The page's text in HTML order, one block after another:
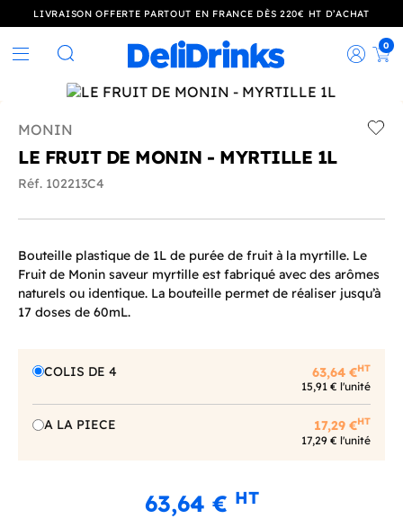
LIVRAISON OFFERTE PARTOUT EN FRANCE DÈS 220€ HT D’ACHAT
Rechercher
0
MONIN
LE FRUIT DE MONIN - MYRTILLE 1L
Réf. 102213C4
Bouteille plastique de 1L de purée de fruit à la myrtille. Le
Fruit de Monin saveur myrtille est fabriqué avec des arômes
naturels ou identique. La bouteille permet de réaliser jusqu’à
17 doses de 60mL.
COLIS DE 4 63,64 €HT
15,91 € l'unité
A LA PIECE 17,29 €HT
17,29 € l'unité
63,64 € HT